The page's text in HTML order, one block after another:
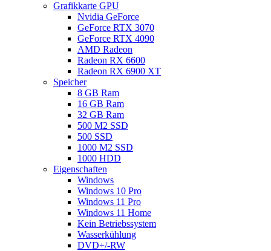
Grafikkarte GPU
Nvidia GeForce
GeForce RTX 3070
GeForce RTX 4090
AMD Radeon
Radeon RX 6600
Radeon RX 6900 XT
Speicher
8 GB Ram
16 GB Ram
32 GB Ram
500 M2 SSD
500 SSD
1000 M2 SSD
1000 HDD
Eigenschaften
Windows
Windows 10 Pro
Windows 11 Pro
Windows 11 Home
Kein Betriebssystem
Wasserkühlung
DVD+/-RW